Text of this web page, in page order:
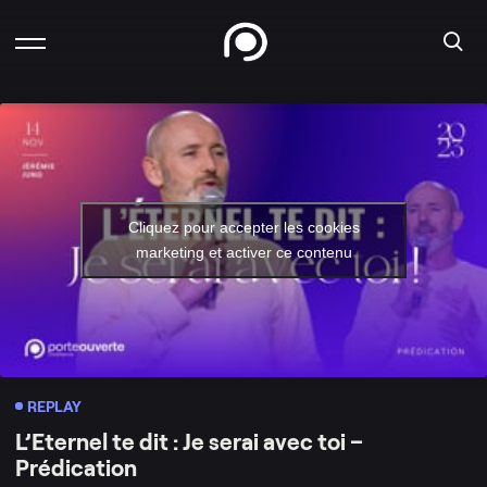
Cliquez pour accepter les cookies
marketing et activer ce contenu
REPLAY
L’Eternel te dit : Je serai avec toi –
Prédication